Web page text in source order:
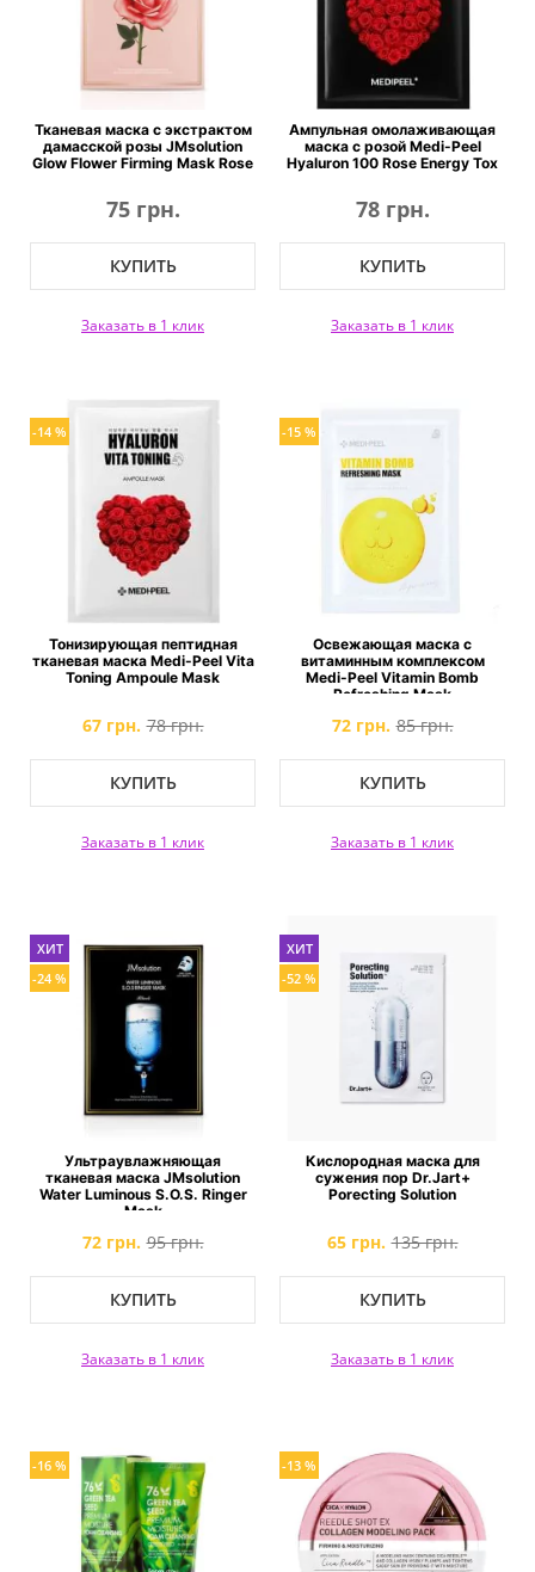
Тканевая маска с экстрактом
дамасской розы JMsolution
Glow Flower Firming Mask Rose
75 грн.
КУПИТЬ
Заказать в 1 клик
Ампульная омолаживающая
маска с розой Medi-Peel
Hyaluron 100 Rose Energy Tox
78 грн.
КУПИТЬ
Заказать в 1 клик
-14 %
Тонизирующая пептидная
тканевая маска Medi-Peel Vita
Toning Ampoule Mask
67 грн. 78 грн.
КУПИТЬ
Заказать в 1 клик
-15 %
Освежающая маска с
витаминным комплексом
Medi-Peel Vitamin Bomb
Refreshing Mask
72 грн. 85 грн.
КУПИТЬ
Заказать в 1 клик
ХИТ
-24 %
Ультраувлажняющая
тканевая маска JMsolution
Water Luminous S.O.S. Ringer
Mask
72 грн. 95 грн.
КУПИТЬ
Заказать в 1 клик
ХИТ
-52 %
Кислородная маска для
сужения пор Dr.Jart+
Porecting Solution
65 грн. 135 грн.
КУПИТЬ
Заказать в 1 клик
-16 % -13 %